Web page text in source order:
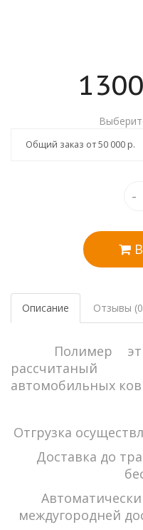
-
Описание Отзывы
Полимер
рассчитаный
автомобильных
Отгрузка
Доставка до
междугородней